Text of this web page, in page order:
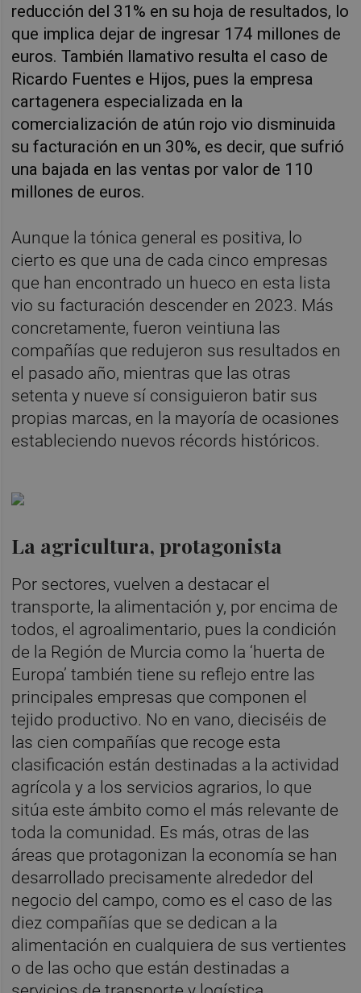
reducción del 31% en su hoja de resultados, lo
que implica dejar de ingresar 174 millones de
euros. También llamativo resulta el caso de
Ricardo Fuentes e Hijos, pues la empresa
cartagenera especializada en la
comercialización de atún rojo vio disminuida
su facturación en un 30%, es decir, que sufrió
una bajada en las ventas por valor de 110
millones de euros.
Aunque la tónica general es positiva, lo
cierto es que una de cada cinco empresas
que han encontrado un hueco en esta lista
vio su facturación descender en 2023. Más
concretamente, fueron veintiuna las
compañías que redujeron sus resultados en
el pasado año, mientras que las otras
setenta y nueve sí consiguieron batir sus
propias marcas, en la mayoría de ocasiones
estableciendo nuevos récords históricos.
La agricultura, protagonista
Por sectores, vuelven a destacar el
transporte, la alimentación y, por encima de
todos, el agroalimentario, pues la condición
de la Región de Murcia como la ‘huerta de
Europa’ también tiene su reflejo entre las
principales empresas que componen el
tejido productivo. No en vano, dieciséis de
las cien compañías que recoge esta
clasificación están destinadas a la actividad
agrícola y a los servicios agrarios, lo que
sitúa este ámbito como el más relevante de
toda la comunidad. Es más, otras de las
áreas que protagonizan la economía se han
desarrollado precisamente alrededor del
negocio del campo, como es el caso de las
diez compañías que se dedican a la
alimentación en cualquiera de sus vertientes
o de las ocho que están destinadas a